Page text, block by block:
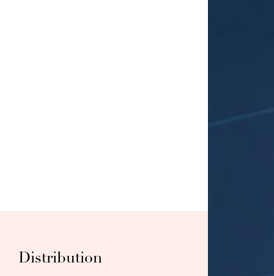
Distribution